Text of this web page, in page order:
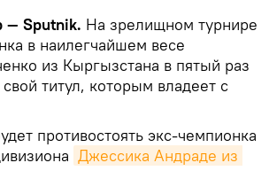
Sputnik. На зрелищном турнире
в наилегчайшем весе
из Кыргызстана в пятый раз
титул, которым владеет с
противостоять экс-чемпионка
Джессика Андраде из